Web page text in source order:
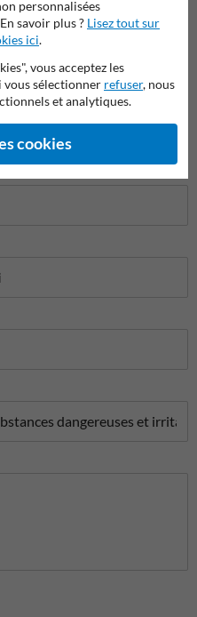
personnalisées
savoir plus ? Lisez tout sur
ici.
vous acceptez les
vous sélectionner refuser, nous
et analytiques.
cookies